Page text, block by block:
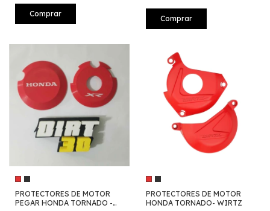
Comprar
Comprar
PROTECTORES DE MOTOR
PEGAR HONDA TORNADO -
PROTECTORES DE MOTOR
HONDA TORNADO- WIRTZ